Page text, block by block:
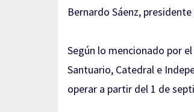
Bernardo Sáenz,
Según lo mencionado por
Santuario, Catedral e
operar a partir del 1 de